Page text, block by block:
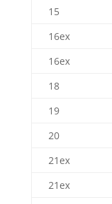
15
16ex
16ex
18
19
20
21ex
21ex